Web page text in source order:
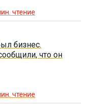
чтение
бизнес.
что он
чтение